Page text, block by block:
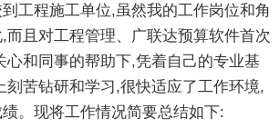
工程施工单位,虽然我的工作岗位和角
而且对工程管理、广联达预算软件首次
心和同事的帮助下,凭着自己的专业基
刻苦钻研和学习,很快适应了工作环境,
。现将工作情况简要总结如下: